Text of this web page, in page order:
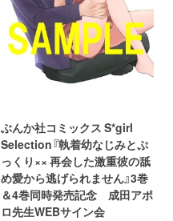
ぶんか社コミックス S*girl
Selection『執着幼なじみとぷ
っくり×× 再会した激重彼の舐
め愛から逃げられません』3巻
＆4巻同時発売記念 成田アポ
ロ先生WEBサイン会